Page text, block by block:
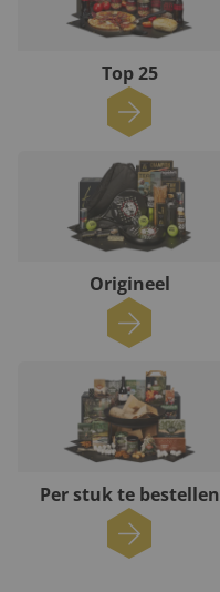
Top 25
Origineel
Per stuk te bestellen